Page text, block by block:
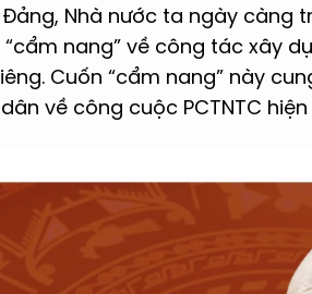
Nhà nước ta ngày càng
nang” về công tác xây
Cuốn “cẩm nang” này
về công cuộc PCTNTC hiện